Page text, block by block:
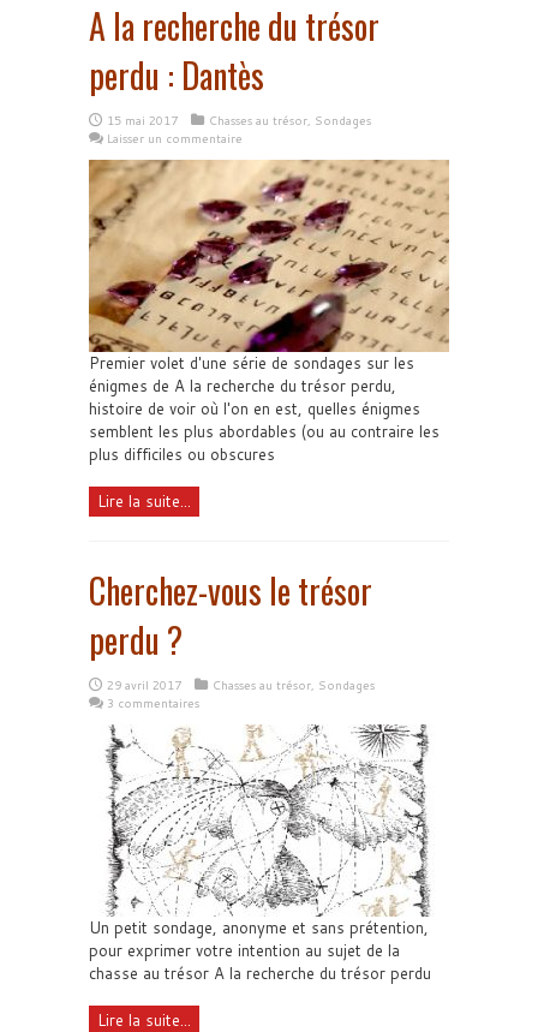
A la recherche du trésor
perdu : Dantès
15 mai 2017 Chasses au trésor, Sondages
Laisser un commentaire
Premier volet d'une série de sondages sur les
énigmes de A la recherche du trésor perdu,
histoire de voir où l'on en est, quelles énigmes
semblent les plus abordables (ou au contraire les
plus difficiles ou obscures
Lire la suite...
Cherchez-vous le trésor
perdu ?
29 avril 2017 Chasses au trésor, Sondages
3 commentaires
Un petit sondage, anonyme et sans prétention,
pour exprimer votre intention au sujet de la
chasse au trésor A la recherche du trésor perdu
Lire la suite...